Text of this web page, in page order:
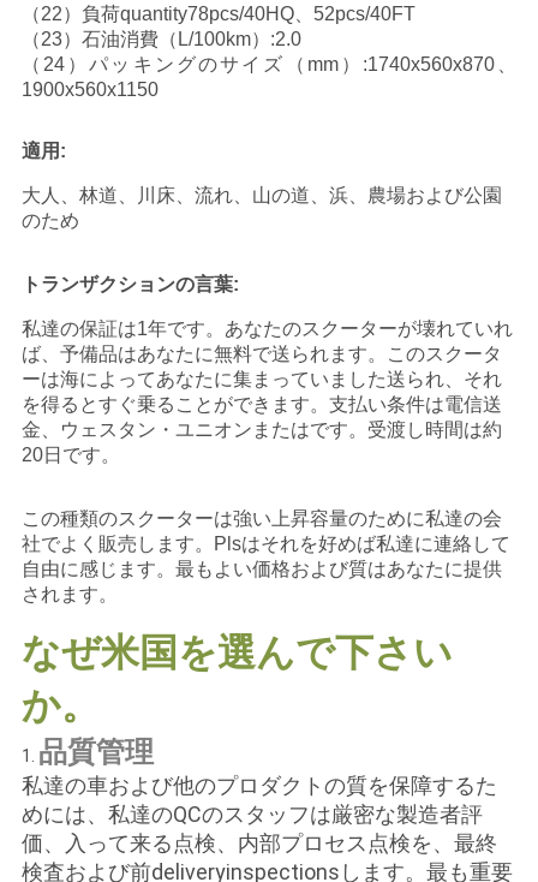
地
図
プ
ラ
イ
バ
シ
ー
ポ
リ
シ
（22）負荷quantity78pcs/40HQ、52pcs/40FT
（23）石油消費（L/100km）:2.0
（24）パッキングのサイズ（mm）:1740x560x870、
1900x560x1150
適用:
大人、林道、川床、流れ、山の道、浜、農場および公園
のため
トランザクションの言葉:
私達の保証は1年です。あなたのスクーターが壊れていれ
ば、予備品はあなたに無料で送られます。このスクータ
ーは海によってあなたに集まっていました送られ、それ
を得るとすぐ乗ることができます。支払い条件は電信送
金、ウェスタン・ユニオンまたはです。受渡し時間は約
20日です。
この種類のスクーターは強い上昇容量のために私達の会
社でよく販売します。Plsはそれを好めば私達に連絡して
自由に感じます。最もよい価格および質はあなたに提供
されます。
なぜ米国を選んで下さい
か。
1. 品質管理
私達の車および他のプロダクトの質を保障するた
めには、私達のQCのスタッフは厳密な製造者評
価、入って来る点検、内部プロセス点検を、最終
検査および前deliveryinspectionsします。最も重要